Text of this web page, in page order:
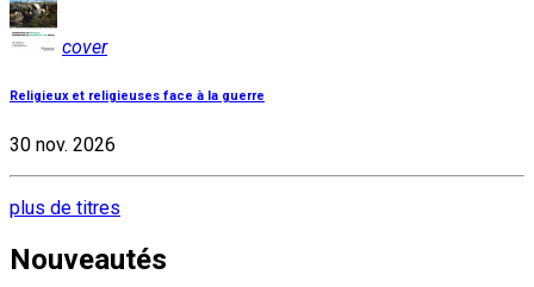
cover
Religieux et religieuses face à la guerre
30 nov. 2026
plus de titres
Nouveautés